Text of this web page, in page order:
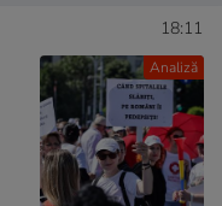
Analiză
18:11